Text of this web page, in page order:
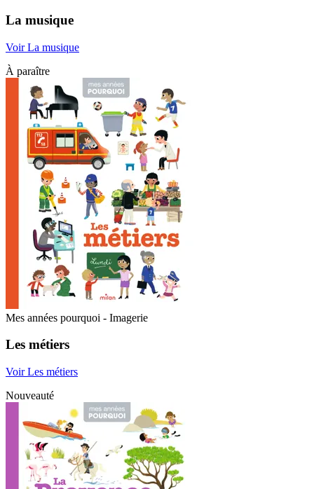
La musique
Voir La musique
À paraître
Mes années pourquoi - Imagerie
Les métiers
Voir Les métiers
Nouveauté